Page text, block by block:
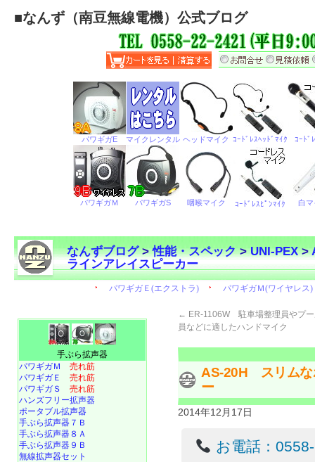
■なんず（南豆無線電機）公式ブログ
なんずブログ>性能・スペック>UNI-PEX>
ラインアレイスピーカー
← ER-1106W 駐車場整理員やプ
員などに適したハンドマイク
AS-20H スリムな
ー
2014年12月17日
お電話：
手ぶら拡声器
パワギガＭ 売れ筋
パワギガＥ 売れ筋
パワギガＳ 売れ筋
ハンズフリー拡声器
ポータブル拡声器
手ぶら拡声器７Ｂ
手ぶら拡声器８Ａ
手ぶら拡声器９Ｂ
無線拡声器セット